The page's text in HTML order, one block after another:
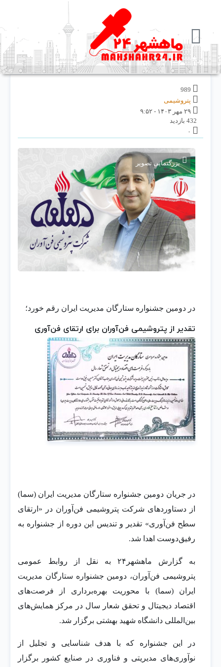
پتروشیمی
432 بازدید
۰
بزرگنمایی تصویر
در دومین جشنواره ستارگان مدیریت ایران رقم خورد؛
تقدیر از پتروشیمی فن‌آوران برای ارتقای فن‌آوری
در جریان دومین جشنواره ستارگان مدیریت ایران (سما)
از دستاوردهای شرکت پتروشیمی فن‌آوران در «ارتقای
سطح فن‌آوری» تقدیر و تندیس این دوره از جشنواره به
رفیق‌دوست اهدا شد.
به گزارش ماهشهر۲۴ به نقل از روابط عمومی
پتروشیمی فن‌آوران، دومین جشنواره ستارگان مدیریت
ایران (سما) با محوریت بهره‌برداری از فرصت‌های
اقتصاد دیجیتال و تحقق شعار سال در مرکز همایش‌های
بین‌المللی دانشگاه شهید بهشتی برگزار شد.
در این جشنواره که با هدف شناسایی و تجلیل از
نوآوری‌های مدیریتی و فناوری در صنایع کشور برگزار